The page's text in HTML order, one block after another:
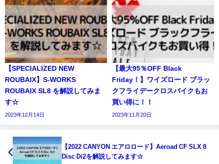
【SPECIALIZED NEW
ROUBAIX】S-WORKS
ROUBAIX SL8 を解説してみま
す☆
2023年12月14日
【最大95％OFF Black
Friday！】ワイズロード ブラッ
クフライデークロスバイクもお
買い得に！！
2023年11月20日
【2022 CANYON エアロロード】Aeroad CF SLX 8
Disc Di2を解説してみます☆